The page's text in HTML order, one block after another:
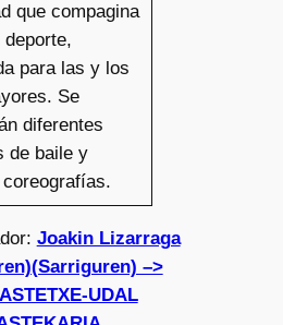
que compagina
para las y los
Se
diferentes
de baile y
Joakin Lizarraga
–>
UDAL